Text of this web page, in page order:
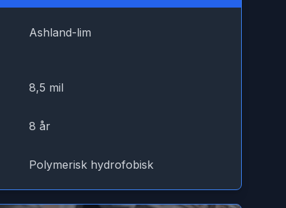
Ashland-lim
8,5 mil
8 år
Polymerisk hydrofobisk